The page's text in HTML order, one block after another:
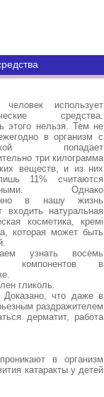
использует
средства.
этого нельзя. Тем не
в организм с
попадает
три килограмма
веществ, и из них
11% считаются
Однако
в нашу жизнь
входить натуральная
косметика, кремі
которая может быть
узнать восемь
компонентов в
гликоль.
Доказано, что даже в
раздражителем
дерматит, работа
в организм
катаракты у детей